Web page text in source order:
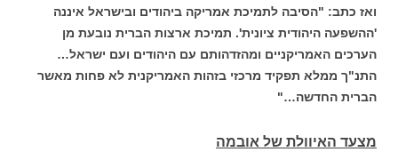
ואז כתב: "הסיבה לתמיכת אמריקה ביהודים ובישראל איננה
'ההשפעה היהודית ציונית'. תמיכת ארצות הברית נובעת מן
הערכים האמריקניים ומהזדהותם עם היהודים ועם ישראל…
התנ"ך ממלא תפקיד מרכזי בזהות האמריקנית לא פחות מאשר
הברית החדשה…"
מצעד האיוולת של אובמה